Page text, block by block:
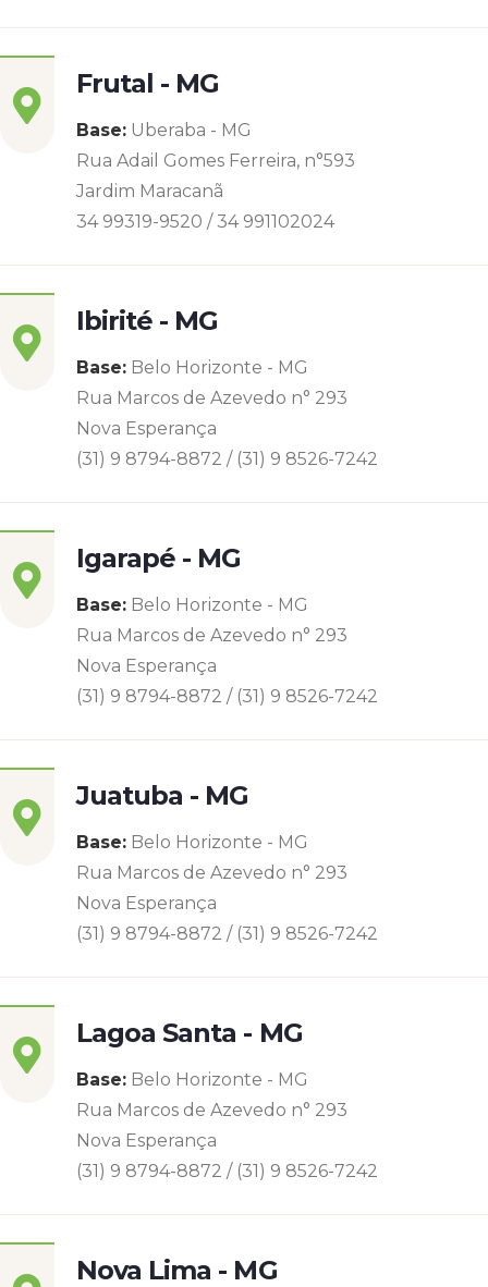
Frutal - MG
Base: Uberaba - MG
Rua Adail Gomes Ferreira, n°593
Jardim Maracanã
34 99319-9520 / 34 991102024
Ibirité - MG
Base: Belo Horizonte - MG
Rua Marcos de Azevedo n° 293
Nova Esperança
(31) 9 8794-8872 / (31) 9 8526-7242
Igarapé - MG
Base: Belo Horizonte - MG
Rua Marcos de Azevedo n° 293
Nova Esperança
(31) 9 8794-8872 / (31) 9 8526-7242
Juatuba - MG
Base: Belo Horizonte - MG
Rua Marcos de Azevedo n° 293
Nova Esperança
(31) 9 8794-8872 / (31) 9 8526-7242
Lagoa Santa - MG
Base: Belo Horizonte - MG
Rua Marcos de Azevedo n° 293
Nova Esperança
(31) 9 8794-8872 / (31) 9 8526-7242
Nova Lima - MG